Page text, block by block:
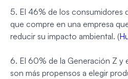
5. El 46% de los consumidores
que compre en una empresa
reducir su impacto ambiental. (
6. El 60% de la Generación Z y
son más propensos a elegir